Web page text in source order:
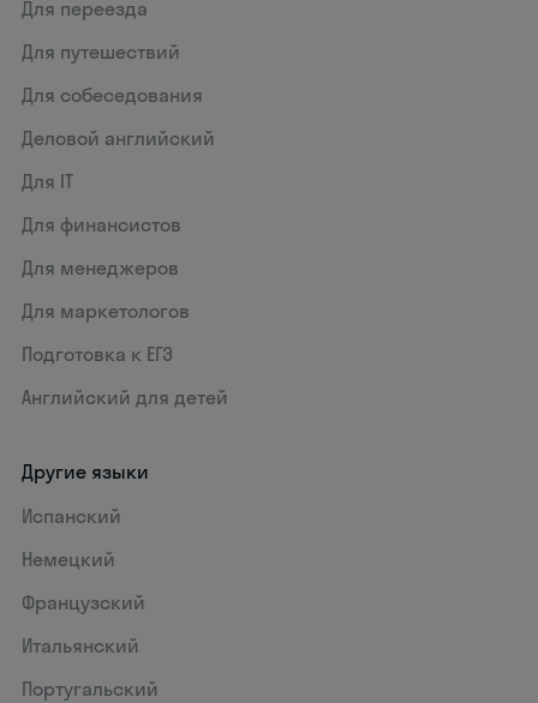
Для переезда
Для путешествий
Для собеседования
Деловой английский
Для IT
Для финансистов
Для менеджеров
Для маркетологов
Подготовка к ЕГЭ
Английский для детей
Другие языки
Испанский
Немецкий
Французский
Итальянский
Португальский